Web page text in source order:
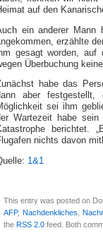
auf den
ein anderer
erzählte
gesagt worden, auf
Überbuchung
habe das
aber
sei ihm
Wartezeit habe
berichtet.
nichts davon
1&1
This entry was posted on
AFP, Nachdenkliches
the RSS 2.0 feed. Both